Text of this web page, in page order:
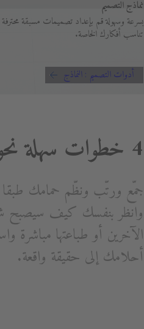
نماذج التصميم
بسرعة وسهولة قم بإعداد تصميمات مسبقة محترفة
تناسب أفكارك الخاصة.
أدوات التصميم : النماذج
4 خطوات سهلة نحو حمام أحلامك
جمّع ورتّب ونظّم حمامك طبقا
وانظر بنفسك كيف سيصبح
الآخرين أو طباعتها
أحلامك إلى حقيقة واقعة.